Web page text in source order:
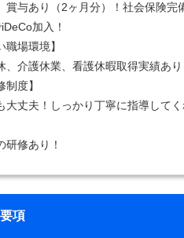
賞与あり（2ヶ月分）！社会保険完
加入！
職場環境】
、介護休業、看護休暇取得実績あり
制度】
大丈夫！しっかり丁寧に指導して
研修あり！
項